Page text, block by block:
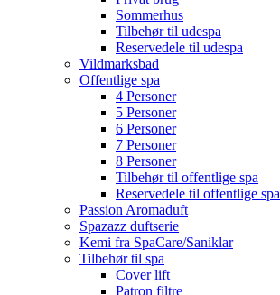
Sommerhus
Tilbehør til udespa
Reservedele til udespa
Vildmarksbad
Offentlige spa
4 Personer
5 Personer
6 Personer
7 Personer
8 Personer
Tilbehør til offentlige spa
Reservedele til offentlige spa
Passion Aromaduft
Spazazz duftserie
Kemi fra SpaCare/Saniklar
Tilbehør til spa
Cover lift
Patron filtre